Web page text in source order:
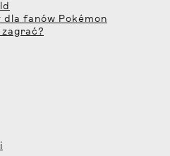
dla fanów Pokémon
zagrać?